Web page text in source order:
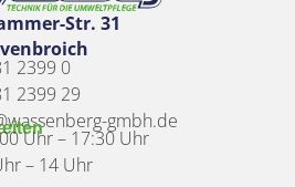
Str. 31
2399 0
2399 29
gmbh.de
Uhr – 17:30 Uhr
– 14 Uhr